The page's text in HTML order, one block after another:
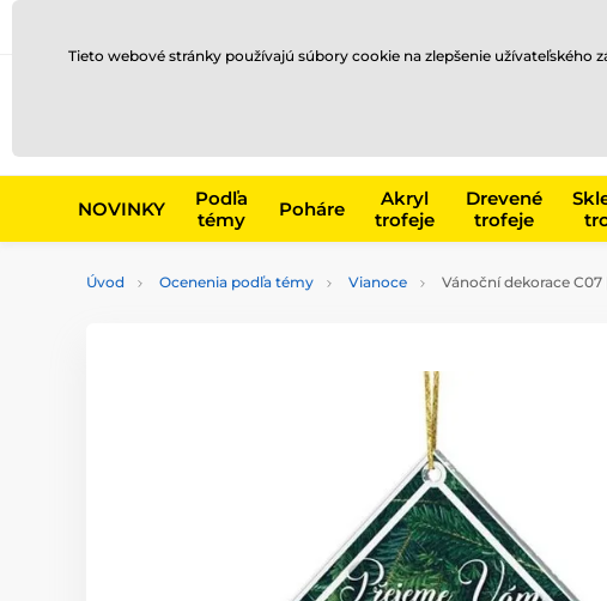
NOVINKY
Podľa
témy
Poháre
Akryl
trofeje
Drevené
trofeje
Úvod Ocenenia podľa témy Vianoce Vánoční dekorace C07
Tieto webové stránky používajú súbory cookie na zlepšenie